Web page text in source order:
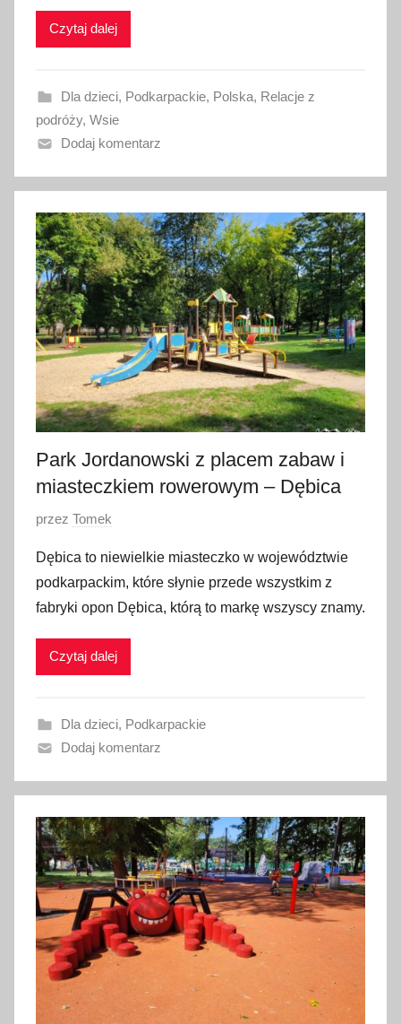
w
n
o
5
i
e
r
p
n
i
a
2
2
5
Czytaj dalej
Dla dzieci, Podkarpackie, Polska, Relacje z
podróży, Wsie
Dodaj komentarz
Park Jordanowski z placem zabaw i
miasteczkiem rowerowym – Dębica
O
u
b
l
i
a
n
2
2
s
i
e
r
p
i
przez Tomek
Dębica to niewielkie miasteczko w województwie
podkarpackim, które słynie przede wszystkim z
fabryki opon Dębica, którą to markę wszyscy znamy.
Czytaj dalej
Dla dzieci, Podkarpackie
Dodaj komentarz